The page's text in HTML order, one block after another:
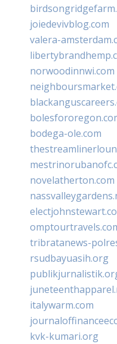
joiedevivblog.com
valera-
norwoodinnwi.com
bodega-ole.com
novelatherton.com
tribratanews-
rsudbayuasih.org
italywarm.com
kvk-kumari.org